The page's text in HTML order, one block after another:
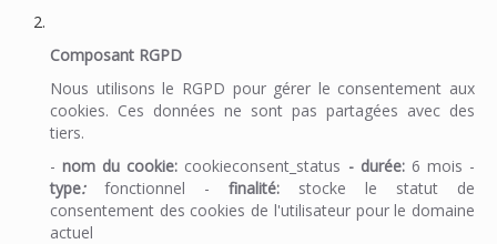
Composant RGPD
Nous utilisons le RGPD pour gérer le consentement aux
cookies. Ces données ne sont pas partagées avec des
tiers.
-nom du cookie: cookieconsent_status - durée: 6 mois -
type: fonctionnel - finalité: stocke le statut de
consentement des cookies de l'utilisateur pour le domaine
actuel